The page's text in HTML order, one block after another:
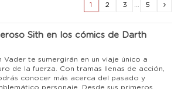
1 2 3 5
Sith en los cómics de Darth
Vader te sumergirán en un viaje único a
de la fuerza. Con tramas llenas de acción,
conocer más acerca del pasado y
personaje. Desde sus primeros